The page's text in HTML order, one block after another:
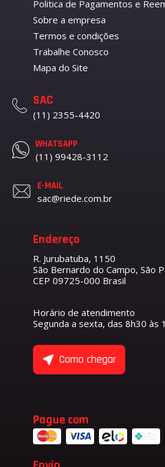
Politica de Pagamentos e
Sobre a empresa
Termos e condições
Trabalhe Conosco
Mapa do Site
SAC
(11) 2355-4420
WHATSAPP
(11) 99428-3112
E-MAIL
sac@riede.com.br
Endereço
R. Jurubatuba, 1150
São Bernardo do Campo, São
CEP 09725-000 Brasil
Horário de atendimento
Segunda a sexta, das 8h30 às
Como chegar
Pague com